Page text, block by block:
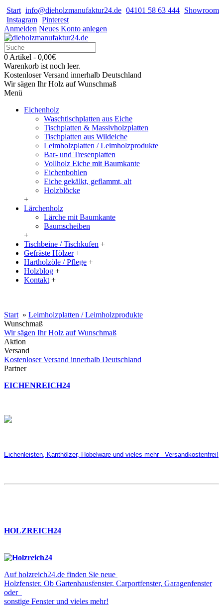
Start info@dieholzmanufaktur24.de 04101 58 63 444 Showroom
Instagram Pinterest
Anmelden Neues Konto anlegen
0 Artikel - 0,00€
Warenkorb ist noch leer.
Kostenloser Versand innerhalb Deutschland
Wir sägen Ihr Holz auf Wunschmaß
Menü
Eichenholz
Waschtischplatten aus Eiche
Tischplatten & Massivholzplatten
Tischplatten aus Wildeiche
Leimholzplatten / Leimholzprodukte
Bar- und Tresenplatten
Vollholz Eiche mit Baumkante
Eichenbohlen
Eiche gekälkt, geflammt, alt
Holzblöcke
+
Lärchenholz
Lärche mit Baumkante
Baumscheiben
+
Tischbeine / Tischkufen +
Gefräste Hölzer +
Hartholzöle / Pflege +
Holzblog +
Kontakt +
Start » Leimholzplatten / Leimholzprodukte
Wunschmaß
Wir sägen Ihr Holz auf Wunschmaß
Aktion
Versand
Kostenloser Versand innerhalb Deutschland
Partner
EICHENREICH24
Eichenleisten, Kanthölzer, Hobelware und vieles mehr - Versandkostenfrei!
HOLZREICH24
Auf holzreich24.de finden Sie neue
Holzfenster. Ob Gartenhausfenster, Carportfenster, Garagenfenster
oder
sonstige Fenster und vieles mehr!